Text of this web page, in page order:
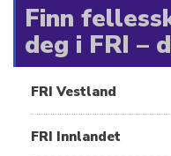
Finn
deg i FRI –
FRI Vestland
FRI Innlandet